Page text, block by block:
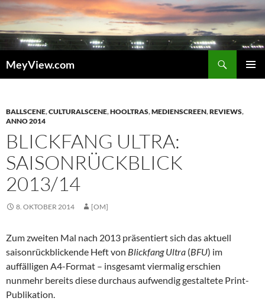
Zum
Inhalt
springen
MeyView.com
BALLSCENE,CULTURALSCENE,HOOLTRAS,MEDIENSCREEN,REVIEWS,
ANNO 2014
BLICKFANG ULTRA:
SAISONRÜCKBLICK
2013/14
8. OKTOBER 2014 [OM]
Zum zweiten Mal nach 2013 präsentiert sich das aktuell
saisonrückblickende Heft von Blickfang Ultra (BFU) im
auffälligen A4-Format – insgesamt viermalig erschien
nunmehr bereits diese durchaus aufwendig gestaltete Print-
Publikation.